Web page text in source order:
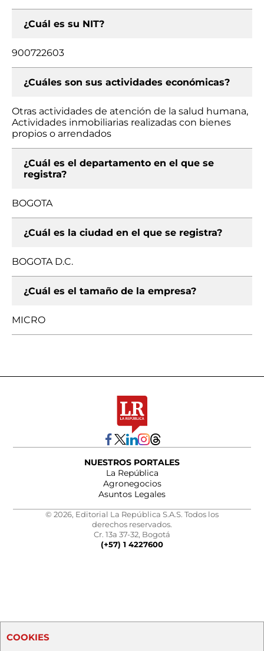
¿Cuál es su NIT?
900722603
¿Cuáles son sus actividades económicas?
Otras actividades de atención de la salud humana,
Actividades inmobiliarias realizadas con bienes
propios o arrendados
¿Cuál es el departamento en el que se
registra?
BOGOTA
¿Cuál es la ciudad en el que se registra?
BOGOTA D.C.
¿Cuál es el tamaño de la empresa?
MICRO
NUESTROS PORTALES
La República
Agronegocios
Asuntos Legales
© 2026, Editorial La República S.A.S. Todos los
derechos reservados.
Cr. 13a 37-32, Bogotá
(+57) 1 4227600
COOKIES